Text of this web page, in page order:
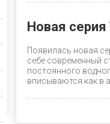
Новая
Появилась новая
себе современный
постоянного
вписываются как в